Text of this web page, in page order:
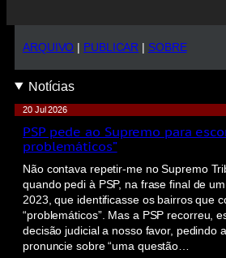
ARQUIVO PUBLICAR SOBRE
Notícias
20 Jul 2026
PSP pede ao Supremo para
problemáticos”
Não contava repetir-me no Supremo
quando pedi à PSP, na frase final de
2023, que identificasse os bairros que
“problemáticos”. Mas a PSP recorreu,
decisão judicial a nosso favor, pedindo
pronuncie sobre “uma questão…